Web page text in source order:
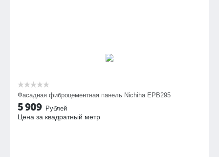
Фасадная фиброцементная панель Nichiha EPB295
5 909 Рублей
Цена за квадратный метр